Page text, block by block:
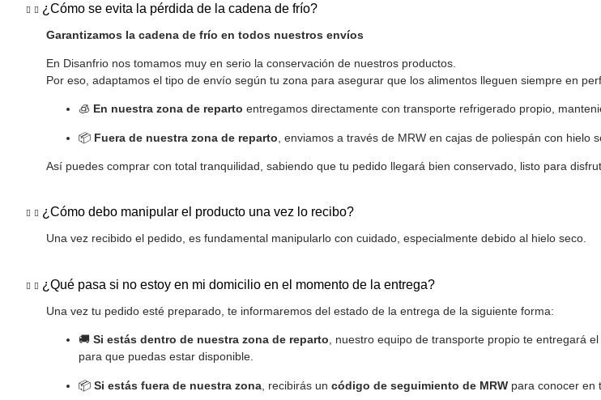
¿Cómo se evita la pérdida de la cadena de frío?
Garantizamos la cadena de frío en todos nuestros envíos
En Disanfrio nos tomamos muy en serio la conservación de nuestros productos.
Por eso, adaptamos el tipo de envío según tu zona para asegurar que los alimentos lleguen siempre en
🧊 En nuestra zona de reparto entregamos directamente con transporte refrigerado propio,
📦 Fuera de nuestra zona de reparto , enviamos a través de MRW en cajas de poliespán con
Así puedes comprar con total tranquilidad, sabiendo que tu pedido llegará bien conservado, listo para
¿Cómo debo manipular el producto una vez lo recibo?
Una vez recibido el pedido, es fundamental manipularlo con cuidado, especialmente debido al hielo seco.
¿Qué pasa si no estoy en mi domicilio en el momento de la entrega?
Una vez tu pedido esté preparado, te informaremos del estado de la entrega de la siguiente forma:
🚚 Si estás dentro de nuestra zona de reparto, nuestro equipo de transporte propio te entregará
para que puedas estar disponible.
📦 Si estás fuera de nuestra zona , recibirás un código de seguimiento de MRW para conocer en